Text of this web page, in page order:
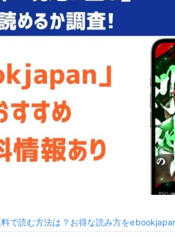
で読む方法は？お得な読み方を